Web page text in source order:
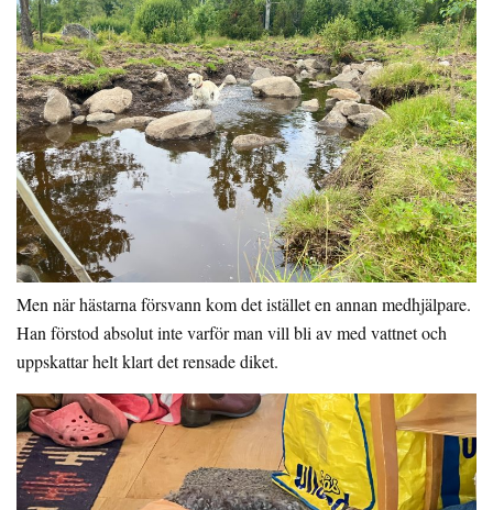
Men när hästarna försvann kom det istället en annan medhjälpare.
Han förstod absolut inte varför man vill bli av med vattnet och
uppskattar helt klart det rensade diket.